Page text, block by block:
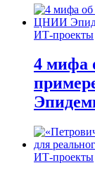
ИТ-проекты
4 мифа
ИТ-проекты